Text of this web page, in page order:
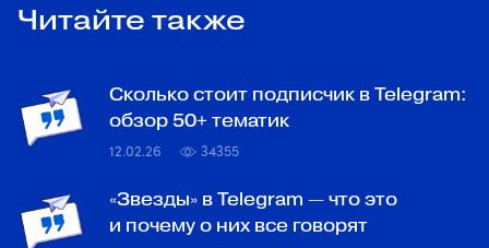
Читайте также
Сколько стоит подписчик в Telegram:
обзор 50+ тематик
12.02.26 34355
«Звезды» в Telegram — что это
и почему о них все говорят